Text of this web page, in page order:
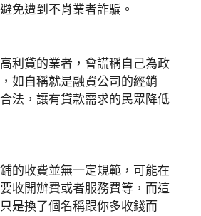
免遭到不肖業者詐騙。
利貸的業者，會謊稱自己為政
如自稱就是融資公司的經銷
法，讓有貸款需求的民眾降低
的收費並無一定規範，可能在
收開辦費或者服務費等，而這
是換了個名稱跟你多收錢而